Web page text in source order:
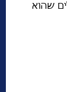
שהוא